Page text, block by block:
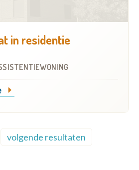
in residentie
volgende resultaten